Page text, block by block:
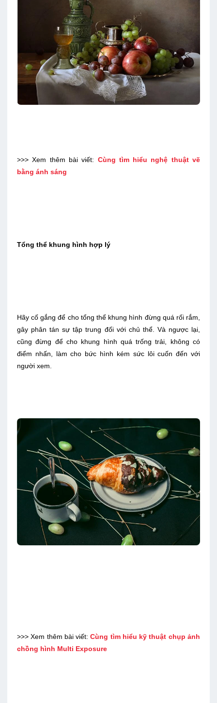
>>> Xem thêm bài viết: Cùng tìm hiểu nghệ thuật vẽ
bằng ánh sáng
Tổng thể khung hình hợp lý
Hãy cố gắng để cho tổng thể khung hình đừng quá rối rắm,
gây phân tán sự tập trung đối với chủ thể. Và ngược lại,
cũng đừng để cho khung hình quá trống trải, không có
điểm nhấn, làm cho bức hình kém sức lôi cuốn đến với
người xem.
>>> Xem thêm bài viết:Cùng tìm hiểu kỹ thuật chụp ảnh
chồng hình Multi Exposure